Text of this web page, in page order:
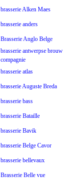
brasserie Alken Maes
brasserie anders
Brasserie Anglo Belge
brasserie antwerpse brouw
compagnie
brasserie atlas
brasserie Auguste Breda
brasserie bass
brasserie Bataille
brasserie Bavik
brasserie Belge Cavor
brasserie bellevaux
Brasserie Belle vue